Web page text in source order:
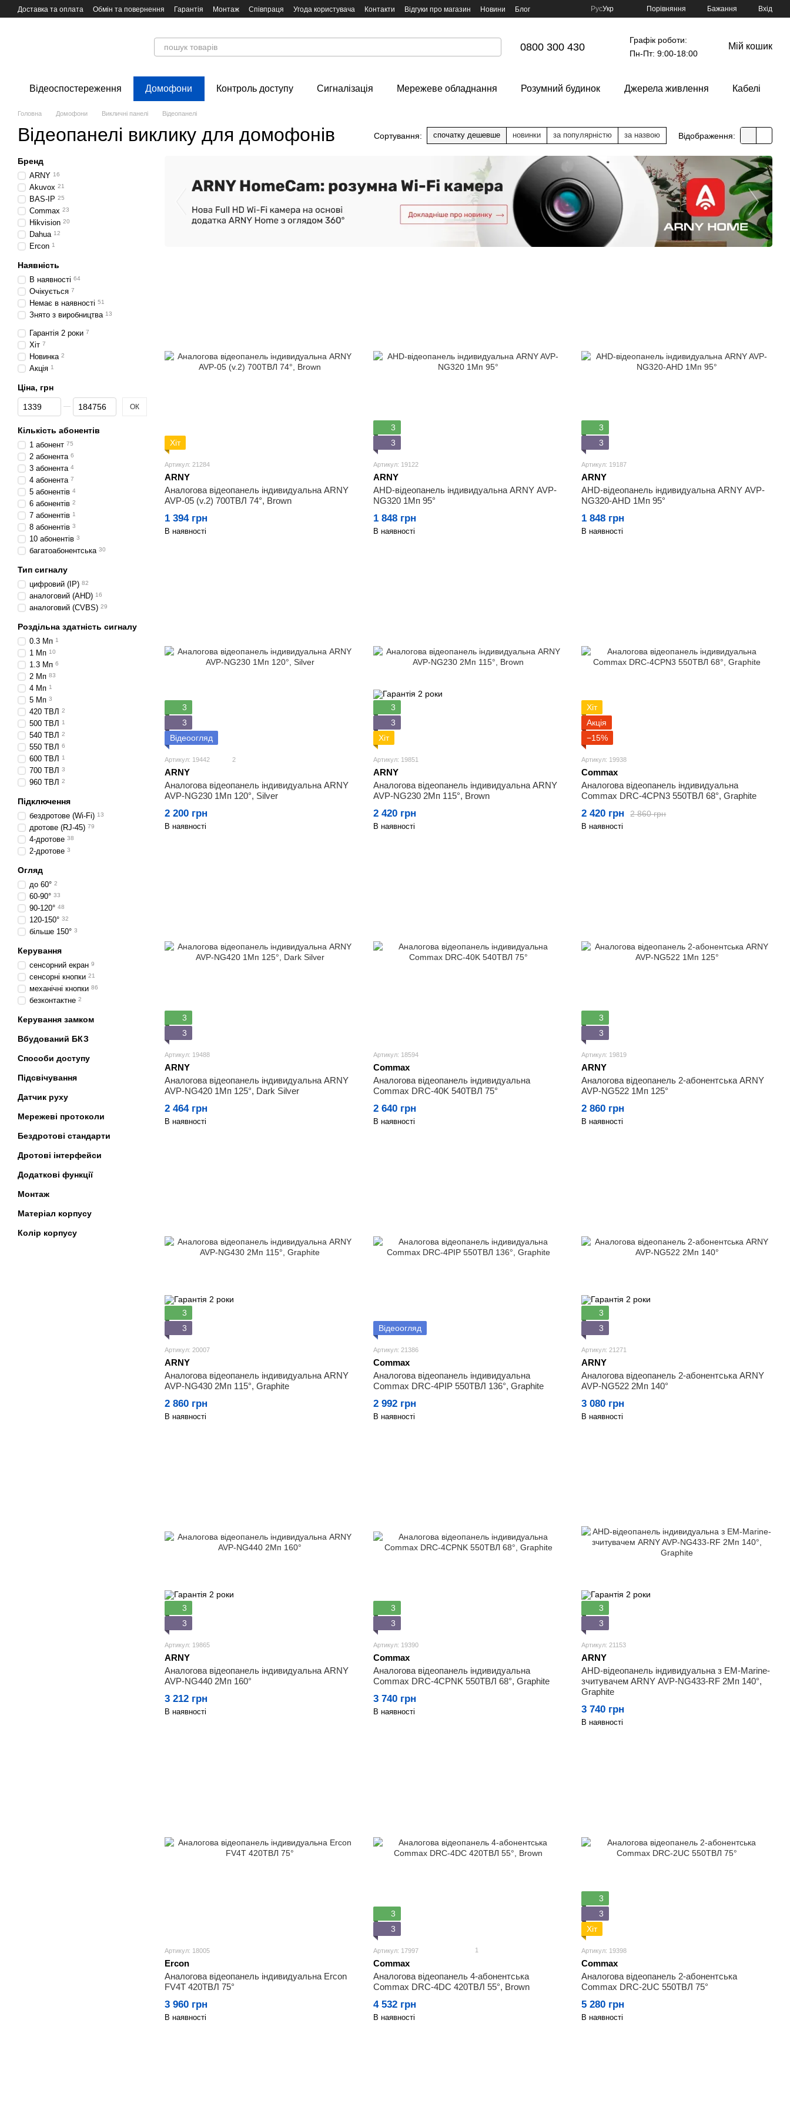
Перейти до основного контенту
Доставка та оплата Обмін та повернення Гарантія Монтаж Співпраця Угода користувача Контакти Відгуки про магазин Новини Блог РусУкр Порівняння Бажання Вхід
0800 300 430
Графік роботи:
Пн-Пт: 9:00-18:00
Мій кошик
Відеоспостереження Домофони Контроль доступу Сигналізація Мережеве обладнання Розумний будинок Джерела живлення Кабелі
Головна Домофони Викличні панелі Відеопанелі
Відеопанелі виклику для домофонів Сортування: спочатку дешевше новинки за популярністю за назвою Відображення:
Хіт
Артикул: 21284
ARNY
Аналогова відеопанель індивидуальна ARNY
AVP-05 (v.2) 700ТВЛ 74°, Brown
1 394 грн
В наявності
3
3
Артикул: 19122
ARNY
AHD-відеопанель індивидуальна ARNY AVP-
NG320 1Мп 95°
1 848 грн
В наявності
3
3
Артикул: 19187
ARNY
AHD-відеопанель індивидуальна ARNY AVP-
NG320-AHD 1Мп 95°
1 848 грн
В наявності
3
3
Відеоогляд
Артикул: 19442 2
ARNY
Аналогова відеопанель індивидуальна ARNY
AVP-NG230 1Мп 120°, Silver
2 200 грн
В наявності
3
3
Хіт
Артикул: 19851
ARNY
Аналогова відеопанель індивидуальна ARNY
AVP-NG230 2Мп 115°, Brown
2 420 грн
В наявності
Хіт
Акція
−15%
Артикул: 19938
Commax
Аналогова відеопанель індивидуальна
Commax DRC-4CPN3 550ТВЛ 68°, Graphite
2 860 грн
2 420 грн
В наявності
3
3
Артикул: 19488
ARNY
Аналогова відеопанель індивидуальна ARNY
AVP-NG420 1Мп 125°, Dark Silver
2 464 грн
В наявності
Артикул: 18594
Commax
Аналогова відеопанель індивидуальна
Commax DRC-40K 540ТВЛ 75°
2 640 грн
В наявності
3
3
Артикул: 19819
ARNY
Аналогова відеопанель 2-абонентська ARNY
AVP-NG522 1Мп 125°
2 860 грн
В наявності
3
3
Артикул: 20007
ARNY
Аналогова відеопанель індивидуальна ARNY
AVP-NG430 2Мп 115°, Graphite
2 860 грн
В наявності
Відеоогляд
Артикул: 21386
Commax
Аналогова відеопанель індивидуальна
Commax DRC-4PIP 550ТВЛ 136°, Graphite
2 992 грн
В наявності
3
3
Артикул: 21271
ARNY
Аналогова відеопанель 2-абонентська ARNY
AVP-NG522 2Мп 140°
3 080 грн
В наявності
3
3
Артикул: 19865
ARNY
Аналогова відеопанель індивидуальна ARNY
AVP-NG440 2Мп 160°
3 212 грн
В наявності
3
3
Артикул: 19390
Commax
Аналогова відеопанель індивидуальна
Commax DRC-4CPNK 550ТВЛ 68°, Graphite
3 740 грн
В наявності
3
3
Артикул: 21153
ARNY
AHD-відеопанель індивидуальна з EM-Marine-
зчитувачем ARNY AVP-NG433-RF 2Мп 140°,
Graphite
3 740 грн
В наявності
Артикул: 18005
Ercon
Аналогова відеопанель індивидуальна Ercon
FV4T 420ТВЛ 75°
3 960 грн
В наявності
3
3
Артикул: 17997 1
Commax
Аналогова відеопанель 4-абонентська
Commax DRC-4DC 420ТВЛ 55°, Brown
4 532 грн
В наявності
3
3
Хіт
Артикул: 19398
Commax
Аналогова відеопанель 2-абонентська
Commax DRC-2UC 550ТВЛ 75°
5 280 грн
В наявності
Бренд
ARNY 16
Akuvox 21
BAS-IP 25
Commax 23
Hikvision 20
Dahua 12
Ercon 1
Наявність
В наявності 64
Очікується 7
Немає в наявності 51
Знято з виробництва 13
Гарантія 2 роки 7
Хіт 7
Новинка 2
Акція 1
Ціна, грн
Від Ціна, грн
До Ціна, грн ОК
Кількість абонентів
1 абонент 75
2 абонента 6
3 абонента 4
4 абонента 7
5 абонентів 4
6 абонентів 2
7 абонентів 1
8 абонентів 3
10 абонентів 3
багатоабонентська 30
Тип сигналу
цифровий (IP) 82
аналоговий (AHD) 16
аналоговий (CVBS) 29
Роздільна здатність сигналу
0.3 Мп 1
1 Мп 10
1.3 Мп 6
2 Мп 83
4 Мп 1
5 Мп 3
420 ТВЛ 2
500 ТВЛ 1
540 ТВЛ 2
550 ТВЛ 6
600 ТВЛ 1
700 ТВЛ 3
960 ТВЛ 2
Підключення
бездротове (Wi-Fi) 13
дротове (RJ-45) 79
4-дротове 38
2-дротове 3
Огляд
до 60° 2
60-90° 33
90-120° 48
120-150° 32
більше 150° 3
Керування
сенсорний екран 9
сенсорні кнопки 21
механічні кнопки 86
безконтактне 2
Керування замком
Вбудований БКЗ
Способи доступу
Підсвічування
Датчик руху
Мережеві протоколи
Бездротові стандарти
Дротові інтерфейси
Додаткові функції
Монтаж
Матеріал корпусу
Колір корпусу